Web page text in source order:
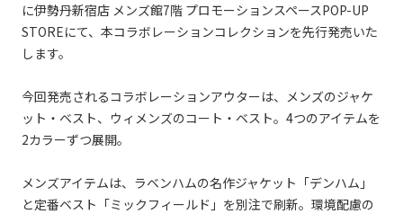
に伊勢丹新宿店 メンズ館7階 プロモーションスペースPOP-UP
STOREにて、本コラボレーションコレクションを先行発売いた
します。
今回発売されるコラボレーションアウターは、メンズのジャケ
ット・ベスト、ウィメンズのコート・ベスト。4つのアイテムを
2カラーずつ展開。
メンズアイテムは、ラベンハムの名作ジャケット「デンハム」
と定番ベスト「ミックフィールド」を別注で刷新。環境配慮の